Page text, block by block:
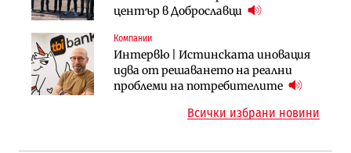
център в Доброславци
Компании
Интервю | Истинската иновация
идва от решаването на реални
проблеми на потребителите
придобиване на Euroapi Italy
Инфраструктура
АПИ възложи промяната на
парцеларния план за
оценки на имотите може да бъдат
Инфраструктура
Вторият мост над Варненското
езеро става част от бъдещата
Всички избрани новини